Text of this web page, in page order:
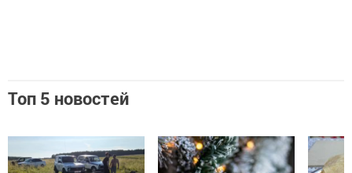
Топ 5 новостей